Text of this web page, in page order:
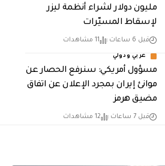
مليون دولار لشراء أنظمة ليزر
لإسقاط المسيّرات
قبل 6 ساعات 11 مشاهدات
عربي ودولي
مسؤول أمريكي: سنرفع الحصار عن
موانئ إيران بمجرد الإعلان عن اتفاق
مضيق هرمز
قبل 7 ساعات 12 مشاهدات